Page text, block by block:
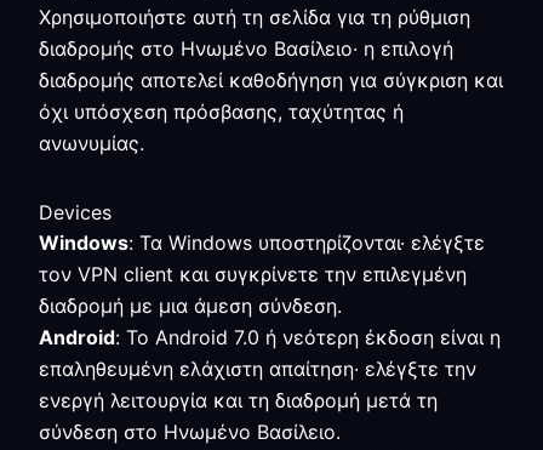
Χρησιμοποιήστε αυτή τη σελίδα για τη ρύθμιση
διαδρομής στο Ηνωμένο Βασίλειο· η επιλογή
διαδρομής αποτελεί καθοδήγηση για σύγκριση και
όχι υπόσχεση πρόσβασης, ταχύτητας ή
ανωνυμίας.
Devices
Windows: Τα Windows υποστηρίζονται· ελέγξτε
τον VPN client και συγκρίνετε την επιλεγμένη
διαδρομή με μια άμεση σύνδεση.
Android: Το Android 7.0 ή νεότερη έκδοση είναι η
επαληθευμένη ελάχιστη απαίτηση· ελέγξτε την
ενεργή λειτουργία και τη διαδρομή μετά τη
σύνδεση στο Ηνωμένο Βασίλειο.